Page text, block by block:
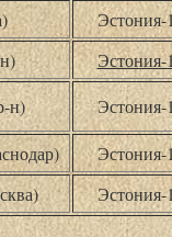
Эстония-
Эстония-
н) Эстония-
Эстония-
Эстония-